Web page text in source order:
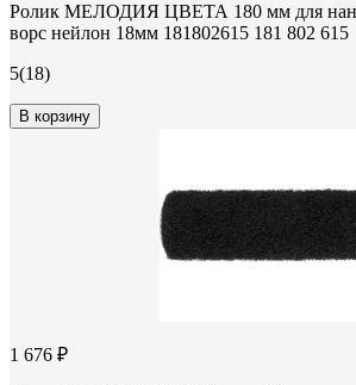
Ролик МЕЛОДИЯ ЦВЕТА 180 мм для
ворс нейлон 18мм 181802615 181 802 615
5(18)
В корзину
1 676 ₽